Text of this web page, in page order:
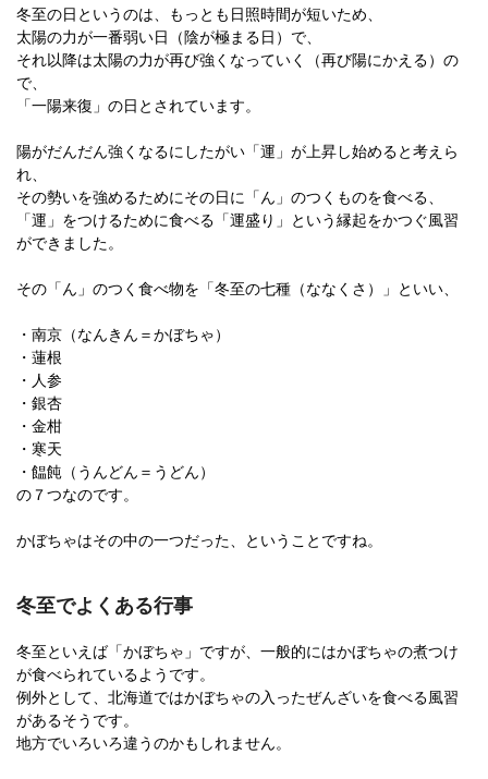
冬至の日というのは、もっとも日照時間が短いため、
太陽の力が一番弱い日（陰が極まる日）で、
それ以降は太陽の力が再び強くなっていく（再び陽にかえる）の
で、
「一陽来復」の日とされています。
陽がだんだん強くなるにしたがい「運」が上昇し始めると考えら
れ、
その勢いを強めるためにその日に「ん」のつくものを食べる、
「運」をつけるために食べる「運盛り」という縁起をかつぐ風習
ができました。
その「ん」のつく食べ物を「冬至の七種（ななくさ）」といい、
・南京（なんきん＝かぼちゃ）
・蓮根
・人参
・銀杏
・金柑
・寒天
・饂飩（うんどん＝うどん）
の７つなのです。
かぼちゃはその中の一つだった、ということですね。
冬至でよくある行事
冬至といえば「かぼちゃ」ですが、一般的にはかぼちゃの煮つけ
が食べられているようです。
例外として、北海道ではかぼちゃの入ったぜんざいを食べる風習
があるそうです。
地方でいろいろ違うのかもしれません。